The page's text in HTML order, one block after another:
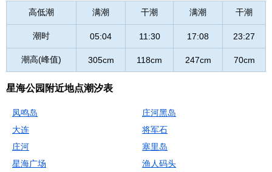
高低潮 满潮 干潮 满潮 干潮
潮时 05:04 11:30 17:08 23:27
潮高(峰值) 305cm 118cm 247cm 70cm
星海公园附近地点潮汐表
凤鸣岛
庄河黑岛
大连
将军石
庄河
塞里岛
星海广场
渔人码头